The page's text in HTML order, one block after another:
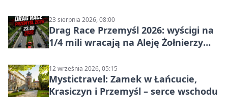
23 sierpnia 2026, 08:00
Drag Race Przemyśl 2026: wyścigi na
1/4 mili wracają na Aleję Żołnierzy
12 września 2026, 05:15
Mystictravel: Zamek w Łańcucie,
Krasiczyn i Przemyśl – serce wschodu